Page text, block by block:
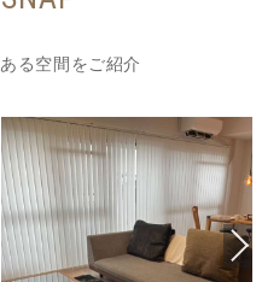
る空間をご紹介